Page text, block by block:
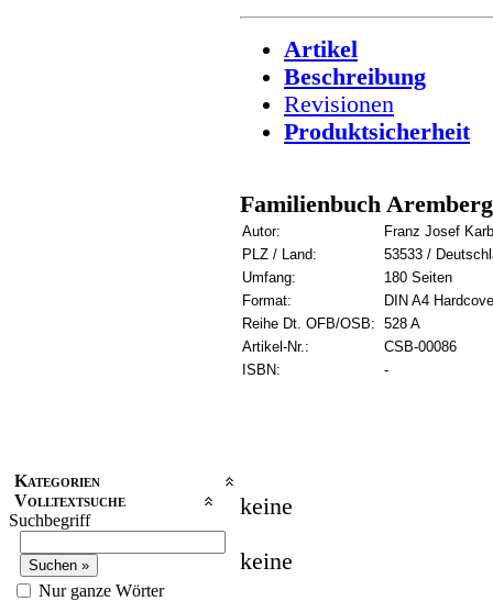
Kategorien
Volltextsuche
Suchbegriff
Nur ganze Wörter
Artikel
Beschreibung
Revisionen
Produktsicherheit
Familienbuch
Autor:
Franz Josef
PLZ / Land:
53533 /
Umfang:
180 Seiten
Format:
DIN A4
Reihe Dt. OFB/OSB: 528 A
Artikel-Nr.:
CSB-00086
ISBN:
-
keine
keine